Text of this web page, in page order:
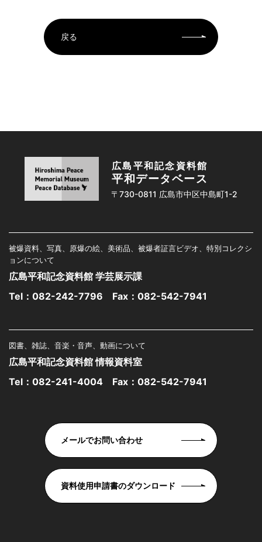
戻る
広島平和記念資料館
平和データベース
〒730-0811 広島市中区中島町1-2
被爆資料、写真、原爆の絵、美術品、被爆者証言ビデオ、特別コレクシ
ョンについて
広島平和記念資料館 学芸展示課
Tel： 082-242-7796 Fax：082-542-7941
図書、雑誌、音楽・音声、動画について
広島平和記念資料館 情報資料室
Tel： 082-241-4004 Fax：082-542-7941
メールでお問い合わせ
資料使用申請書のダウンロード